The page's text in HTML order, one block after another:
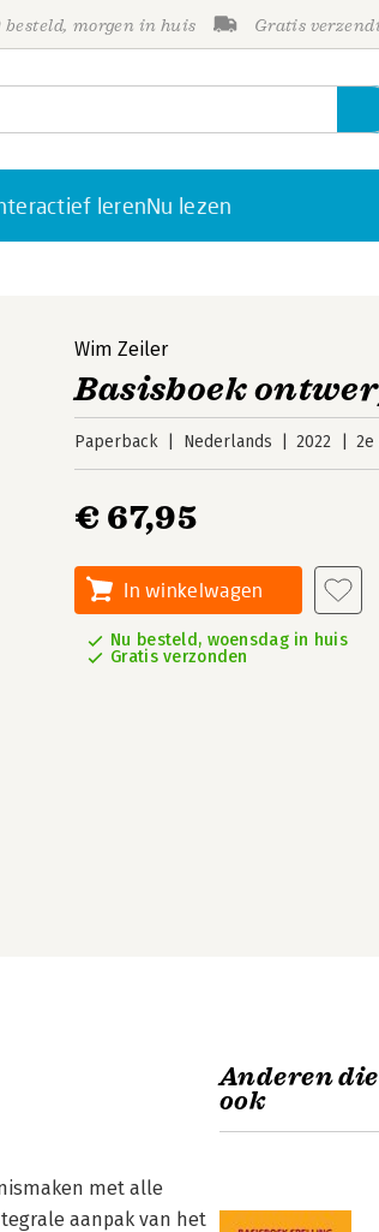
besteld, morgen in huis Gratis
lerenNu lezen
Wim Zeiler
Basisboek
Paperback Nederlands 2022
€ 67,95
In winkelwagen
Nu besteld, woensdag in huis
Gratis verzonden
met alle
aanpak van het
Anderen
ook